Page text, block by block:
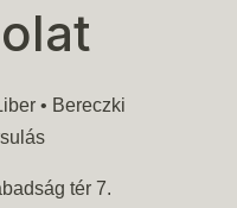
• Bereczki
tér 7.